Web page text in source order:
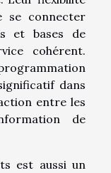
se connecter
et bases de
cohérent.
dans
entre les
de
est aussi un